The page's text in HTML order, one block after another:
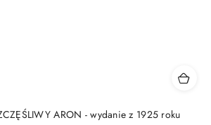
ARON - wydanie z 1925 roku